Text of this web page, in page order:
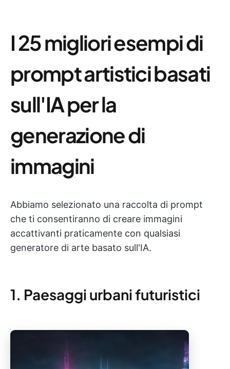
I 25 migliori esempi di
prompt artistici basati
sull'IA per la
generazione di
immagini
Abbiamo selezionato una raccolta di prompt
che ti consentiranno di creare immagini
accattivanti praticamente con qualsiasi
generatore di arte basato sull'IA.
1. Paesaggi urbani futuristici